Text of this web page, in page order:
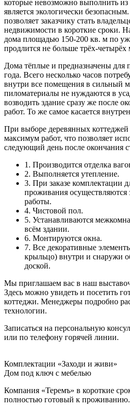
которые невозможно выполнить
является экологически
позволяет заказчику стать
недвижимости в короткие сроки.
дома площадью 150-200 кв. м по
продлится не больше трёх-четырёх
Дома тёплые и предназначены для
года. Всего несколько часов
внутри все помещения в сильный
пиломатериалы не нуждаются в
возводить здание сразу же после
работ. То же самое касается
При выборе деревянных
максимум работ, что позволяет
следующий день после окончания
1. Производится отделка
2. Выполняется утепление.
3. При заказе комплектации
проживания осуществляются
работы.
4. Чистовой пол.
5. Устанавливаются
всём здании.
6. Монтируются окна.
7. Все декоративные
крыльцо) внутри и снаружи
доской.
Мы приглашаем вас в наш
Здесь можно увидеть и посетить
коттеджи. Менеджеры подробно
технологии.
Записаться на персональную
или по телефону горячей линии.
Комплектации «Заходи и живи»
Дом под ключ с мебелью
Компания «Теремъ» в короткие
полностью готовый к проживанию.